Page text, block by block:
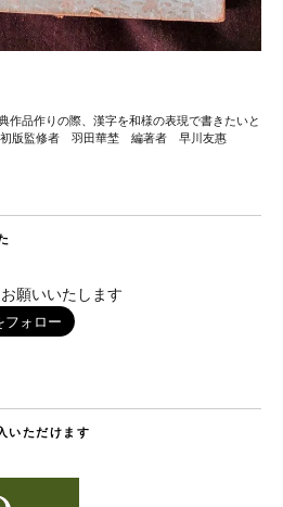
作品作りの際、漢字を和様の表現で書きたいと
初版監修者 羽田華埜 編著者 早川友惠
願いいたします
いただけます